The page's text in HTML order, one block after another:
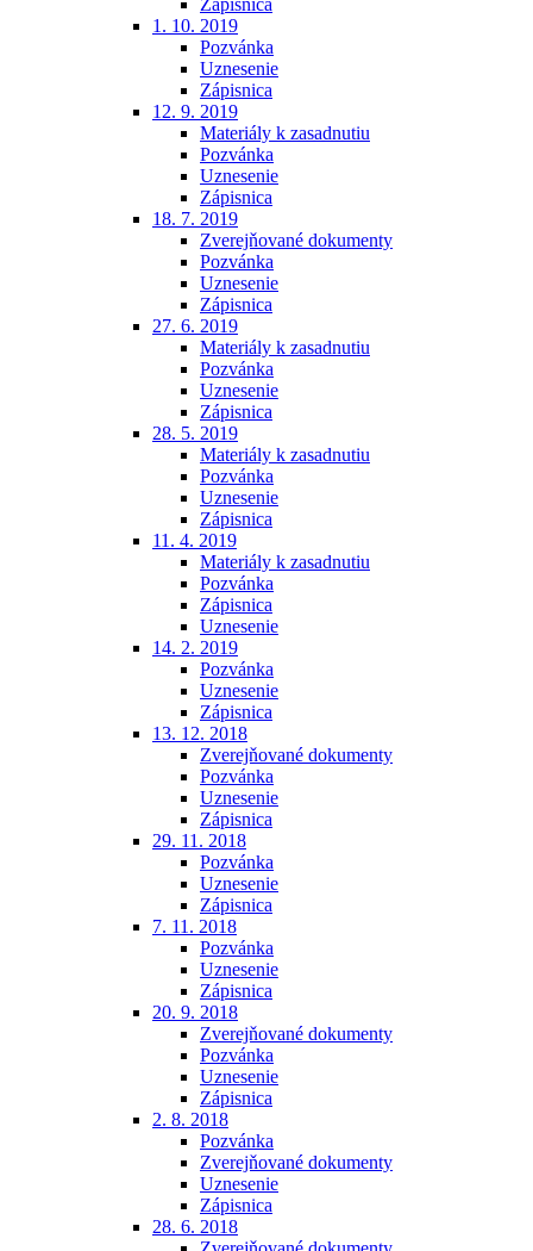
Zápisnica
1. 10. 2019
Pozvánka
Uznesenie
Zápisnica
12. 9. 2019
Materiály k zasadnutiu
Pozvánka
Uznesenie
Zápisnica
18. 7. 2019
Zverejňované dokumenty
Pozvánka
Uznesenie
Zápisnica
27. 6. 2019
Materiály k zasadnutiu
Pozvánka
Uznesenie
Zápisnica
28. 5. 2019
Materiály k zasadnutiu
Pozvánka
Uznesenie
Zápisnica
11. 4. 2019
Materiály k zasadnutiu
Pozvánka
Zápisnica
Uznesenie
14. 2. 2019
Pozvánka
Uznesenie
Zápisnica
13. 12. 2018
Zverejňované dokumenty
Pozvánka
Uznesenie
Zápisnica
29. 11. 2018
Pozvánka
Uznesenie
Zápisnica
7. 11. 2018
Pozvánka
Uznesenie
Zápisnica
20. 9. 2018
Zverejňované dokumenty
Pozvánka
Uznesenie
Zápisnica
2. 8. 2018
Pozvánka
Zverejňované dokumenty
Uznesenie
Zápisnica
28. 6. 2018